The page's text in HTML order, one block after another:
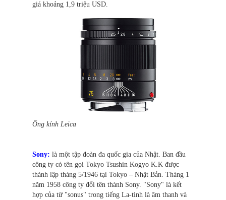
giá khoảng 1,9 triệu USD.
Ống kính Leica
Sony: là một tập đoàn đa quốc gia của Nhật. Ban đầu
công ty có tên gọi Tokyo Tsushin Kogyo K.K được
thành lập tháng 5/1946 tại Tokyo – Nhật Bản. Tháng 1
năm 1958 công ty đổi tên thành Sony. "Sony" là kết
hợp của từ "sonus" trong tiếng La-tinh là âm thanh và